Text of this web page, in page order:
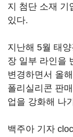
지 첨단 소재 기
있다.
지난해 5월 태
장 일부 라인을
변경하면서 올
폴리실리콘 판
업을 강화해 나
백주아 기자